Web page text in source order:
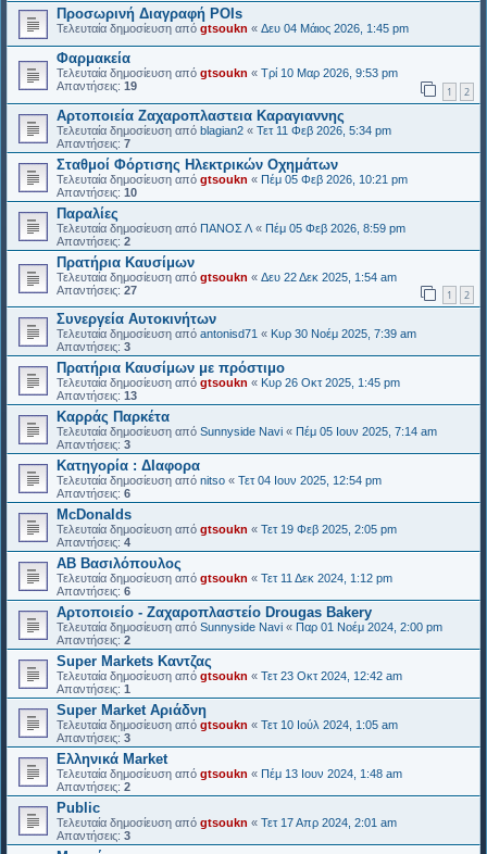
Προσωρινή Διαγραφή POIs
Τελευταία δημοσίευση από gtsoukn « Δευ 04 Μάιος 2026, 1:45 pm
Φαρμακεία
Τελευταία δημοσίευση από gtsoukn « Τρί 10 Μαρ 2026, 9:53 pm
Απαντήσεις: 19 1 2
Αρτοποιεία Ζαχαροπλαστεια Καραγιαννης
Τελευταία δημοσίευση από blagian2 « Τετ 11 Φεβ 2026, 5:34 pm
Απαντήσεις: 7
Σταθμοί Φόρτισης Ηλεκτρικών Οχημάτων
Τελευταία δημοσίευση από gtsoukn « Πέμ 05 Φεβ 2026, 10:21 pm
Απαντήσεις: 10
Παραλίες
Τελευταία δημοσίευση από ΠΑΝΟΣ Λ « Πέμ 05 Φεβ 2026, 8:59 pm
Απαντήσεις: 2
Πρατήρια Καυσίμων
Τελευταία δημοσίευση από gtsoukn « Δευ 22 Δεκ 2025, 1:54 am
Απαντήσεις: 27 1 2
Συνεργεία Αυτοκινήτων
Τελευταία δημοσίευση από antonisd71 « Κυρ 30 Νοέμ 2025, 7:39 am
Απαντήσεις: 3
Πρατήρια Καυσίμων με πρόστιμο
Τελευταία δημοσίευση από gtsoukn « Κυρ 26 Οκτ 2025, 1:45 pm
Απαντήσεις: 13
Καρράς Παρκέτα
Τελευταία δημοσίευση από Sunnyside Navi « Πέμ 05 Ιουν 2025, 7:14 am
Απαντήσεις: 3
Κατηγορία : ΔΙαφορα
Τελευταία δημοσίευση από nitso « Τετ 04 Ιουν 2025, 12:54 pm
Απαντήσεις: 6
McDonalds
Τελευταία δημοσίευση από gtsoukn « Τετ 19 Φεβ 2025, 2:05 pm
Απαντήσεις: 4
ΑΒ Βασιλόπουλος
Τελευταία δημοσίευση από gtsoukn « Τετ 11 Δεκ 2024, 1:12 pm
Απαντήσεις: 6
Αρτοποιείο - Ζαχαροπλαστείο Drougas Bakery
Τελευταία δημοσίευση από Sunnyside Navi « Παρ 01 Νοέμ 2024, 2:00 pm
Απαντήσεις: 2
Super Markets Καντζας
Τελευταία δημοσίευση από gtsoukn « Τετ 23 Οκτ 2024, 12:42 am
Απαντήσεις: 1
Super Market Αριάδνη
Τελευταία δημοσίευση από gtsoukn « Τετ 10 Ιούλ 2024, 1:05 am
Απαντήσεις: 3
Ελληνικά Market
Τελευταία δημοσίευση από gtsoukn « Πέμ 13 Ιουν 2024, 1:48 am
Απαντήσεις: 2
Public
Τελευταία δημοσίευση από gtsoukn « Τετ 17 Απρ 2024, 2:01 am
Απαντήσεις: 3